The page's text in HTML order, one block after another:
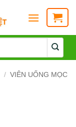
/ VIÊN UỐNG MỌC